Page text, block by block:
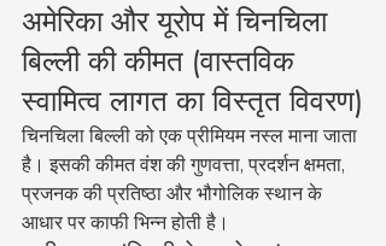
अमेरिका और यूरोप में चिनचिला
बिल्ली की कीमत (वास्तविक
स्वामित्व लागत का विस्तृत विवरण)
चिनचिला बिल्ली को एक प्रीमियम नस्ल माना जाता
है। इसकी कीमत वंश की गुणवत्ता, प्रदर्शन क्षमता,
प्रजनक की प्रतिष्ठा और भौगोलिक स्थान के
आधार पर काफी भिन्न होती है।